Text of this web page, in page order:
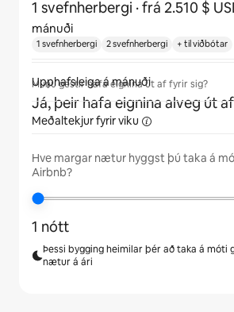
1 svefnherbergi · frá 2.510 $
mánuði
Munu gestir hafa eignina út af fyrir sig?
Já, þeir hafa eignina alveg út
Hve margar nætur hyggst þú taka á
Airbnb?
1 nótt
Þessi bygging heimilar þér að taka á móti
nætur á ári
1 svefnherbergi 2 svefnherbergi + til viðbótar
Upphafsleiga á mánuði
Meðaltekjur fyrirviku